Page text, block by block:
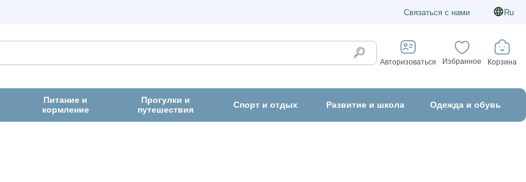
Связаться с нами Ru
Авторизоваться Избранное Корзина
Питание и
кормление
Прогулки и
путешествия
Спорт и отдых Развитие и школа Одежда и обувь